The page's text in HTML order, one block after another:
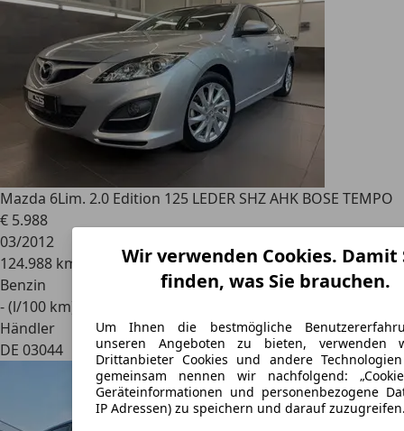
Wir verwenden Cookies. Damit
finden, was Sie brauchen.
Um Ihnen die bestmögliche
unseren Angeboten zu bieten, verwenden
Drittanbieter Cookies und andere
gemeinsam nennen wir nachfolgend:
Geräteinformationen und personenbezogene
IP Adressen) zu speichern und darauf
Mazda 6Lim. 2.0 Edition 125 LEDER SHZ AHK BOSE TEMPO
€ 5.988
03/2012
124.988 km
Benzin
- (l/100 km)
Händler
DE 03044